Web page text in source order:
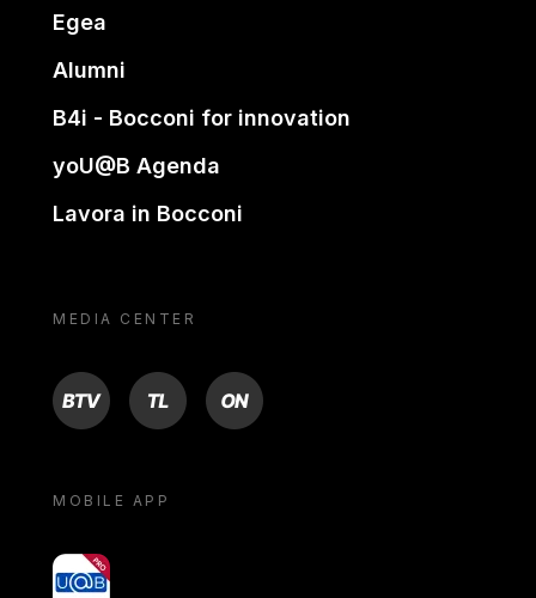
Egea
Alumni
B4i - Bocconi for innovation
yoU@B Agenda
Lavora in Bocconi
MEDIA CENTER
BTV TL ON
MOBILE APP
yoU@B